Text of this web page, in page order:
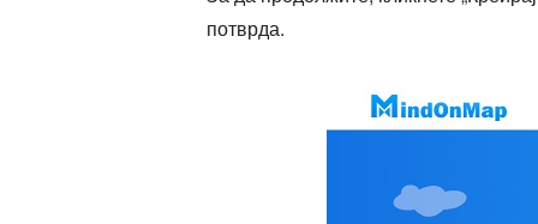
потврда.